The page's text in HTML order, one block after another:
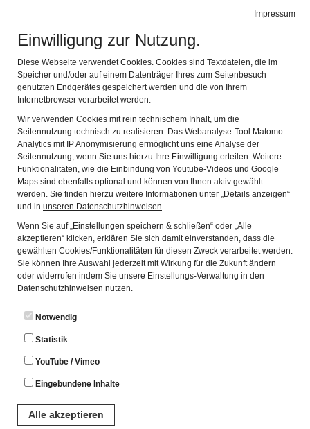
Impressum
Einwilligung zur Nutzung.
Diese Webseite verwendet Cookies. Cookies sind Textdateien, die im
Speicher und/oder auf einem Datenträger Ihres zum Seitenbesuch
genutzten Endgerätes gespeichert werden und die von Ihrem
Internetbrowser verarbeitet werden.
Wir verwenden Cookies mit rein technischem Inhalt, um die
Seitennutzung technisch zu realisieren. Das Webanalyse-Tool Matomo
Analytics mit IP Anonymisierung ermöglicht uns eine Analyse der
Seitennutzung, wenn Sie uns hierzu Ihre Einwilligung erteilen. Weitere
Funktionalitäten, wie die Einbindung von Youtube-Videos und Google
Maps sind ebenfalls optional und können von Ihnen aktiv gewählt
werden. Sie finden hierzu weitere Informationen unter „Details anzeigen“
und in unseren Datenschutzhinweisen.
Wenn Sie auf „Einstellungen speichern & schließen“ oder „Alle
akzeptieren“ klicken, erklären Sie sich damit einverstanden, dass die
gewählten Cookies/Funktionalitäten für diesen Zweck verarbeitet werden.
Sie können Ihre Auswahl jederzeit mit Wirkung für die Zukunft ändern
oder widerrufen indem Sie unsere Einstellungs-Verwaltung in den
Datenschutzhinweisen nutzen.
Notwendig
Statistik
YouTube / Vimeo
Eingebundene Inhalte
Alle akzeptieren
Mit dem Auto in das
Trachtenkulturmuseum
Angaben für das Navigationsgerät: 84144 Geisenhausen,
Holzhausen 1
Sie haben die Einwilligung zur Nutzung von eingebundenen
externen Inhalten auf dieser Website noch nicht erteilt.
Anfahrt mit der Bahn: Landshut Hauptbahnhof, umsteigen
in die Regionalbahn (Richtung Salzburg) bis Geisenhausen.